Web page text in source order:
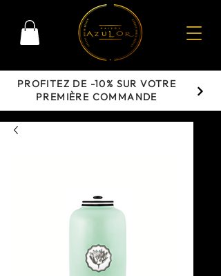
PROFITEZ DE -10% SUR VOTRE
PREMIÈRE COMMANDE